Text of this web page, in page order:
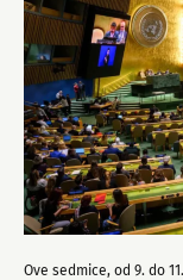
Ove sedmice, od 9. do